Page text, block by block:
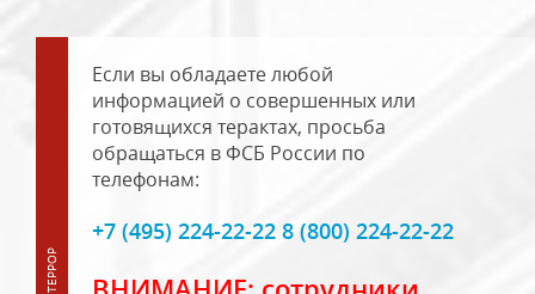
Если вы обладаете любой
информацией о совершенных или
готовящихся терактах, просьба
обращаться в ФСБ России по
телефонам:
+7 (495) 224-22-22 8 (800) 224-22-22